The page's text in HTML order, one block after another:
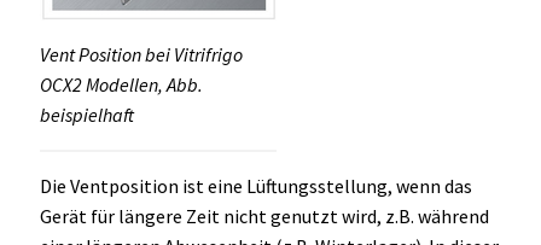
Vent Position bei Vitrifrigo
OCX2 Modellen, Abb.
beispielhaft
Die Ventposition ist eine Lüftungsstellung, wenn das
Gerät für längere Zeit nicht genutzt wird, z.B. während